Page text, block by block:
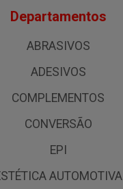
Departamentos
ABRASIVOS
ADESIVOS
COMPLEMENTOS
CONVERSÃO
EPI
AUTOMOTIVA